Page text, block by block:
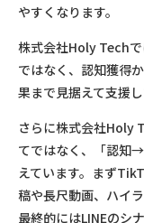
やすくなります。
株式会社Holy Tech
ではなく、認知獲得
果まで見据えて支援し
さらに株式会社Holy
てではなく、「認知
えています。まず
稿や長尺動画、ハイ
最終的にはLINEのシ